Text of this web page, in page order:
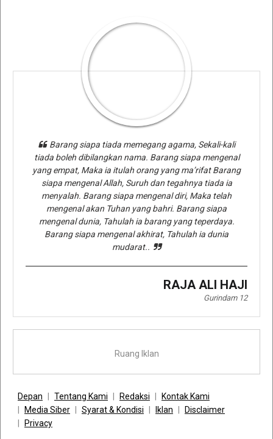
Barang siapa tiada memegang agama, Sekali-kali
tiada boleh dibilangkan nama. Barang siapa mengenal
yang empat, Maka ia itulah orang yang ma’rifat Barang
siapa mengenal Allah, Suruh dan tegahnya tiada ia
menyalah. Barang siapa mengenal diri, Maka telah
mengenal akan Tuhan yang bahri. Barang siapa
mengenal dunia, Tahulah ia barang yang teperdaya.
Barang siapa mengenal akhirat, Tahulah ia dunia
mudarat..
RAJA ALI HAJI
Gurindam 12
Ruang Iklan
Depan Tentang Kami Redaksi
Kontak Kami
Media Siber
Syarat & Kondisi Iklan
Disclaimer
Privacy